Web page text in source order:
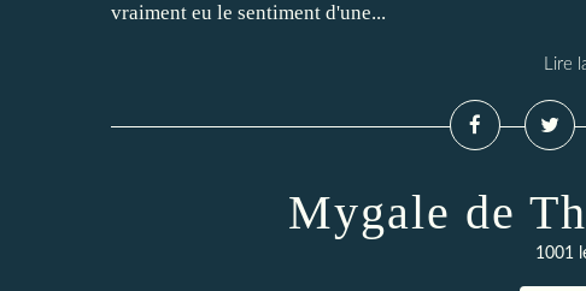
vraiment eu le sentiment d'une...
Lire
Mygale de
1001